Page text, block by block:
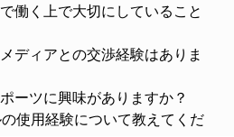
働く上で大切にしていること
ディアとの交渉経験はありま
ーツに興味がありますか？
使用経験について教えてくだ